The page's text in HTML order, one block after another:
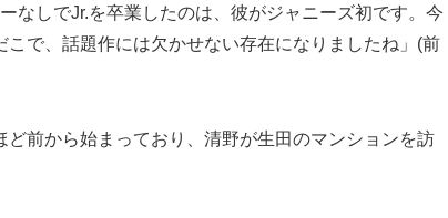
なしでJr.を卒業したのは、彼がジャニーズ初です。今
こで、話題作には欠かせない存在になりましたね」(前
前から始まっており、清野が生田のマンションを訪